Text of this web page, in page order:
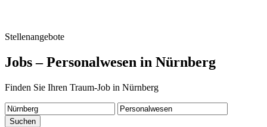
Stellenangebote
Jobs – Personalwesen in Nürnberg
Finden Sie Ihren Traum-Job in Nürnberg
Suchen